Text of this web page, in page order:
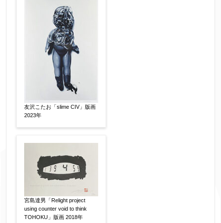
送り頂けます。
お客様情報をご入力ください。
【必須】
※送信完了後こちらのメールアドレス宛に自動で
友沢こたお「slime CIV」版画
2023年
宮島達男「Relight project
using counter void to think
TOHOKU」版画 2018年